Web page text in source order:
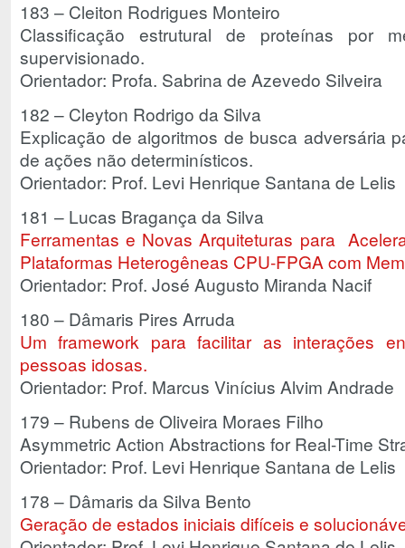
183 – Cleiton Rodrigues Monteiro
Classificação estrutural de proteínas por
supervisionado.
Orientador: Profa. Sabrina de Azevedo Silveira
182 – Cleyton Rodrigo da Silva
Explicação de algoritmos de busca adversária
de ações não determinísticos.
Orientador: Prof. Levi Henrique Santana de Lelis
181 – Lucas Bragança da Silva
Ferramentas e Novas Arquiteturas para
Plataformas Heterogêneas CPU-FPGA com
Orientador: Prof. José Augusto Miranda Nacif
180 – Dâmaris Pires Arruda
Um framework para facilitar as interações
pessoas idosas.
Orientador: Prof. Marcus Vinícius Alvim Andrade
179 – Rubens de Oliveira Moraes Filho
Asymmetric Action Abstractions for Real-Time
Orientador: Prof. Levi Henrique Santana de Lelis
178 – Dâmaris da Silva Bento
Geração de estados iniciais difíceis e